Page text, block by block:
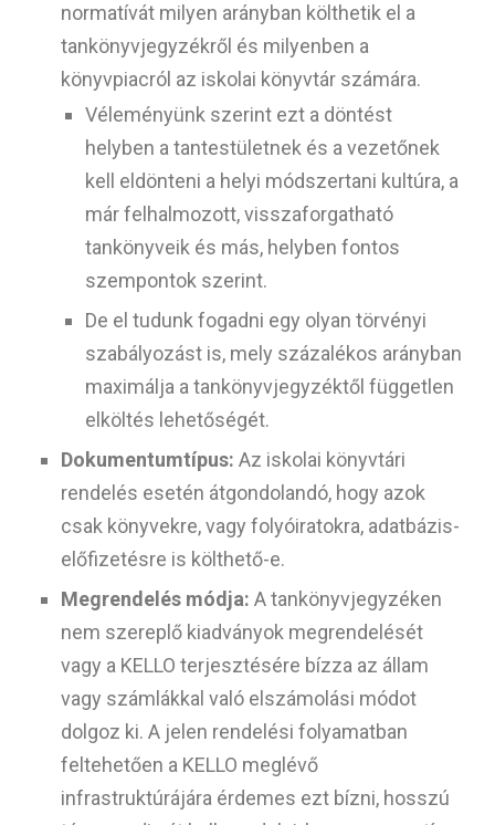
normatívát milyen arányban költhetik el a
tankönyvjegyzékről és milyenben a
könyvpiacról az iskolai könyvtár számára.
Véleményünk szerint ezt a döntést
helyben a tantestületnek és a vezetőnek
kell eldönteni a helyi módszertani kultúra, a
már felhalmozott, visszaforgatható
tankönyveik és más, helyben fontos
szempontok szerint.
De el tudunk fogadni egy olyan törvényi
szabályozást is, mely százalékos arányban
maximálja a tankönyvjegyzéktől független
elköltés lehetőségét.
Dokumentumtípus: Az iskolai könyvtári
rendelés esetén átgondolandó, hogy azok
csak könyvekre, vagy folyóiratokra, adatbázis-
előfizetésre is költhető-e.
Megrendelés módja: A tankönyvjegyzéken
nem szereplő kiadványok megrendelését
vagy a KELLO terjesztésére bízza az állam
vagy számlákkal való elszámolási módot
dolgoz ki. A jelen rendelési folyamatban
feltehetően a KELLO meglévő
infrastruktúrájára érdemes ezt bízni, hosszú